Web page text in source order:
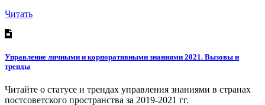
Читать
Управление личными и корпоративными знаниями 2021. Вызовы и
тренды
Читайте о статусе и трендах управления знаниями в странах
постсоветского пространства за 2019-2021 гг.